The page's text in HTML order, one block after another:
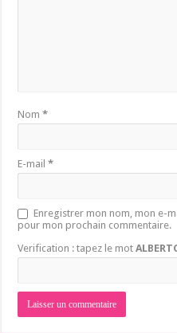
Nom*
E-mail*
Enregistrer mon nom, mon e-
pour mon prochain commentaire.
Verification : tapez le mot